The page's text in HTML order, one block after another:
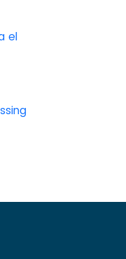
el